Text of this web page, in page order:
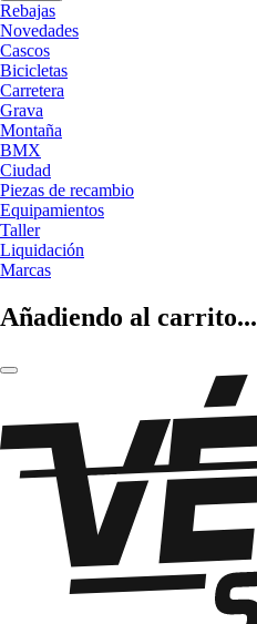
Rebajas
Novedades
Cascos
Bicicletas
Carretera
Grava
Montaña
BMX
Ciudad
Piezas de recambio
Equipamientos
Taller
Liquidación
Marcas
Añadiendo al carrito...